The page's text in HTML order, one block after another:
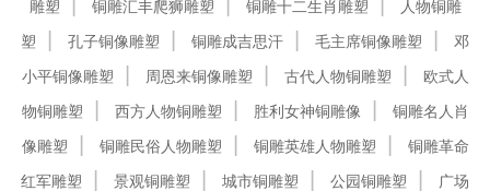
雕塑
铜雕汇丰爬狮雕塑 铜雕十二生肖雕塑
人物铜雕
塑
孔子铜像雕塑 铜雕成吉思汗 毛主席铜像雕塑
邓
小平铜像雕塑
周恩来铜像雕塑 古代人物铜雕塑
欧式人
物铜雕塑
西方人物铜雕塑 胜利女神铜雕像
铜雕名人肖
像雕塑
铜雕民俗人物雕塑 铜雕英雄人物雕塑
铜雕革命
红军雕塑
景观铜雕塑 城市铜雕塑 公园铜雕塑
广场